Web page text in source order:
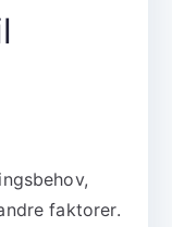
faktorer.